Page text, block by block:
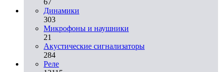
Динамики
303
Микрофоны и наушники
21
Акустические сигнализаторы
284
Реле